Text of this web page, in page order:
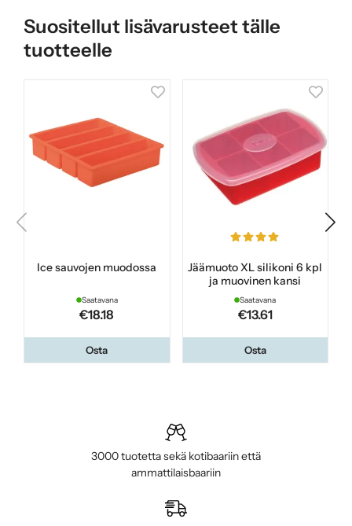
Suositellut lisävarusteet tälle
tuotteelle
Ice sauvojen muodossa
Saatavana
€18.18
Osta
Jäämuoto XL silikoni 6 kpl
ja muovinen kansi
Saatavana
€13.61
Osta
3000 tuotetta sekä kotibaariin että
ammattilaisbaariin